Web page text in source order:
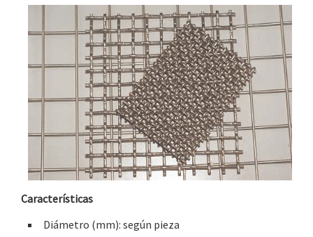
Características
Diámetro (mm): según pieza